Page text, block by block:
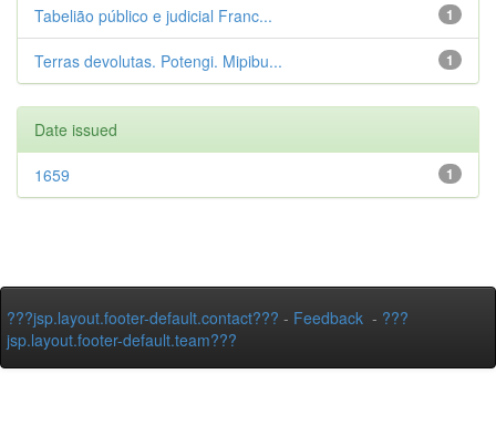
1
Tabelião público e judicial Franc...
1
Terras devolutas. Potengi. Mipibu...
Date issued
1
1659
???jsp.layout.footer-default.contact??? - Feedback - ???
jsp.layout.footer-default.team???